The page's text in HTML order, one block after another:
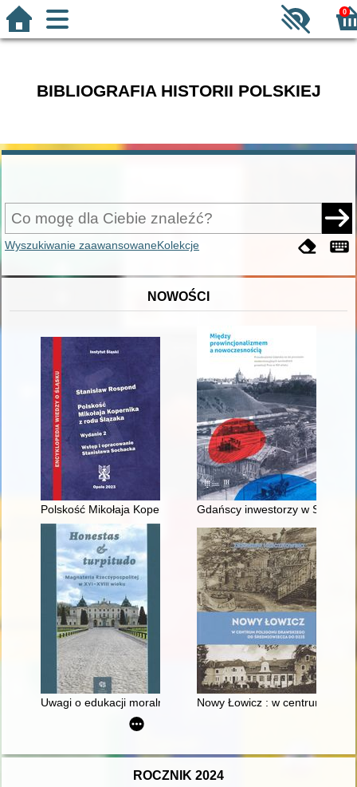
0
BIBLIOGRAFIA HISTORII POLSKIEJ
Wyszukiwanie zaawansowaneKolekcje
NOWOŚCI
Polskość Mikołaja Kopernika z rodu Ślązaka
Gdańscy inwestorzy w
Uwagi o edukacji moralnej synów szlacheckich w XVI-
Nowy Łowicz : w centrum
ROCZNIK 2024